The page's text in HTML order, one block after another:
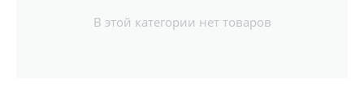
В этой категории нет товаров